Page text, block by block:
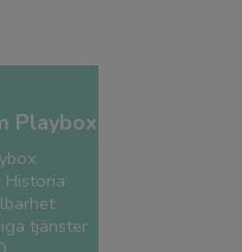
Playbox
Historia
tjänster